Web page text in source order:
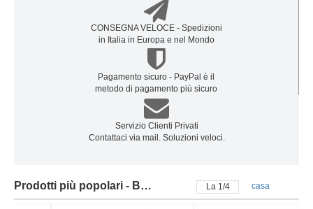
CONSEGNA VELOCE - Spedizioni
in Italia in Europa e nel Mondo
Pagamento sicuro - PayPal è il
metodo di pagamento più sicuro
Servizio Clienti Privati
Contattaci via mail. Soluzioni veloci.
Prodotti più popolari - Batteria oukitel La 2/4 casa